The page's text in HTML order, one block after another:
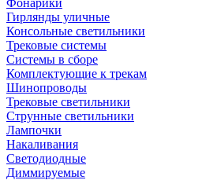
Фонарики
Гирлянды уличные
Консольные светильники
Трековые системы
Системы в сборе
Комплектующие к трекам
Шинопроводы
Трековые светильники
Струнные светильники
Лампочки
Накаливания
Светодиодные
Диммируемые